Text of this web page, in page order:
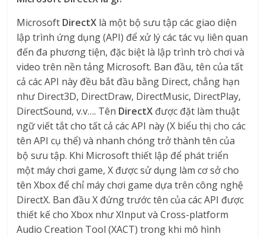
Microsoft DirectX là một bộ sưu tập các giao diện
lập trình ứng dụng (API) để xử lý các tác vụ liên quan
đến đa phương tiện, đặc biệt là lập trình trò chơi và
video trên nền tảng Microsoft. Ban đầu, tên của tất
cả các API này đều bắt đầu bằng Direct, chẳng hạn
như Direct3D, DirectDraw, DirectMusic, DirectPlay,
DirectSound, v.v…. Tên DirectX được đặt làm thuật
ngữ viết tắt cho tất cả các API này (X biểu thị cho các
tên API cụ thể) và nhanh chóng trở thành tên của
bộ sưu tập. Khi Microsoft thiết lập để phát triển
một máy chơi game, X được sử dụng làm cơ sở cho
tên Xbox để chỉ máy chơi game dựa trên công nghệ
DirectX. Ban đầu X đứng trước tên của các API được
thiết kế cho Xbox như XInput và Cross-platform
Audio Creation Tool (XACT) trong khi mô hình